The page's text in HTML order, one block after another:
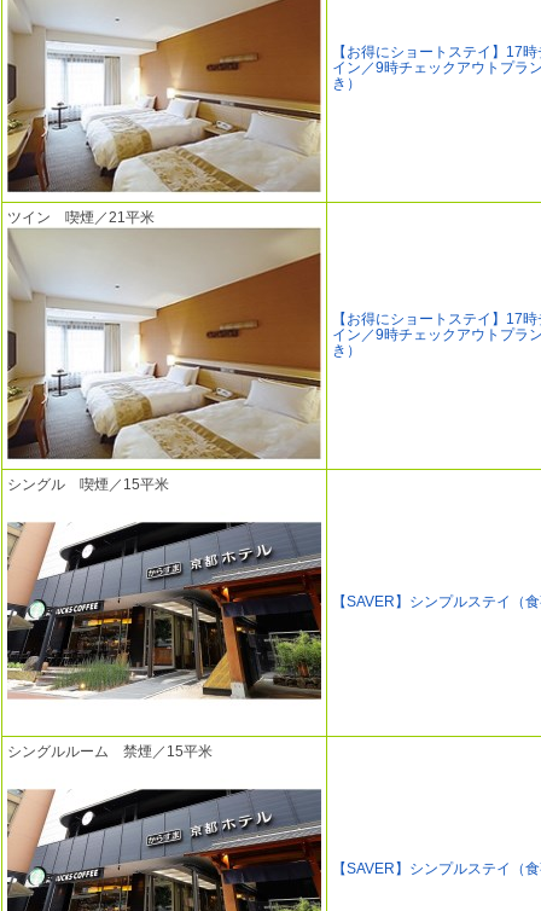
【お得にショートステイ】17
イン／9時チェックアウトプラ
き）
ツイン 喫煙／21平米
【お得にショートステイ】17
イン／9時チェックアウトプラ
き）
シングル 喫煙／15平米
【SAVER】シンプルステイ（
シングルルーム 禁煙／15平米
【SAVER】シンプルステイ（